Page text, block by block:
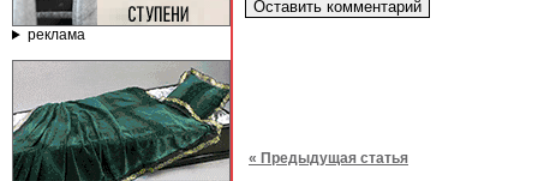
реклама
« Предыдущая статья